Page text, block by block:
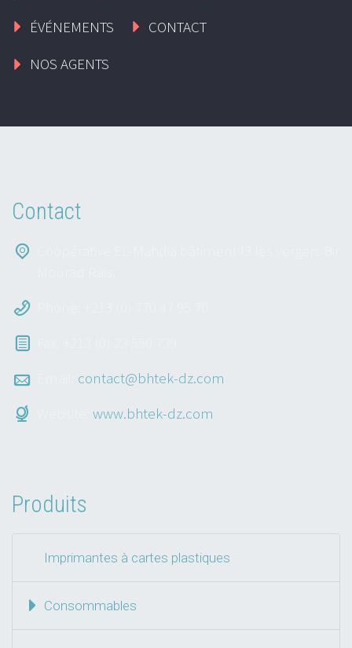
ÉVÉNEMENTS
CONTACT
NOS AGENTS
Contact
contact@bhtek-dz.com
www.bhtek-dz.com
Produits
Imprimantes à cartes plastiques
Consommables